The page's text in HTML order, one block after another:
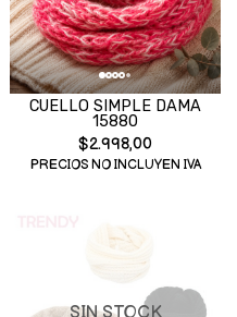
CUELLO SIMPLE DAMA
15880
$2.998,00
PRECIOS NO INCLUYEN IVA